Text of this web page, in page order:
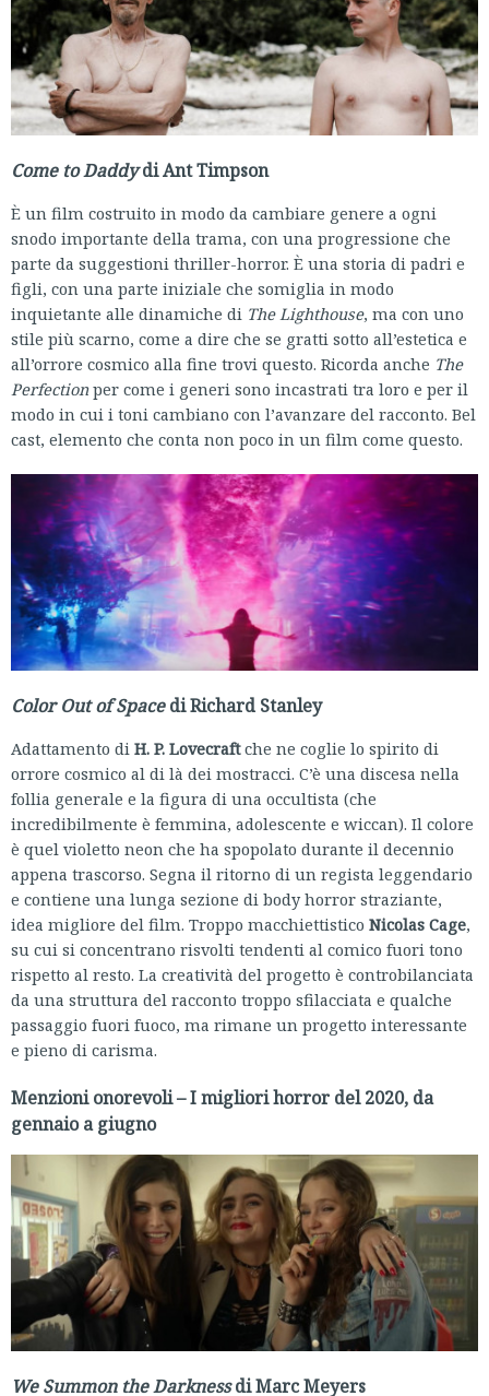
Come to Daddydi Ant Timpson
È un film costruito in modo da cambiare genere a ogni
snodo importante della trama, con una progressione che
parte da suggestioni thriller-horror. È una storia di padri e
figli, con una parte iniziale che somiglia in modo
inquietante alle dinamiche di The Lighthouse, ma con uno
stile più scarno, come a dire che se gratti sotto all’estetica e
all’orrore cosmico alla fine trovi questo. Ricorda anche The
Perfectionper come i generi sono incastrati tra loro e per il
modo in cui i toni cambiano con l’avanzare del racconto. Bel
cast, elemento che conta non poco in un film come questo.
Color Out of Spacedi Richard Stanley
Adattamento di H. P. Lovecraftche ne coglie lo spirito di
orrore cosmico al di là dei mostracci. C’è una discesa nella
follia generale e la figura di una occultista (che
incredibilmente è femmina, adolescente e wiccan). Il colore
è quel violetto neon che ha spopolato durante il decennio
appena trascorso. Segna il ritorno di un regista leggendario
e contiene una lunga sezione di body horror straziante,
idea migliore del film. Troppo macchiettistico Nicolas Cage,
su cui si concentrano risvolti tendenti al comico fuori tono
rispetto al resto. La creatività del progetto è controbilanciata
da una struttura del racconto troppo sfilacciata e qualche
passaggio fuori fuoco, ma rimane un progetto interessante
e pieno di carisma.
Menzioni onorevoli – I migliori horror del 2020, da
gennaio a giugno
We Summon the Darknessdi Marc Meyers